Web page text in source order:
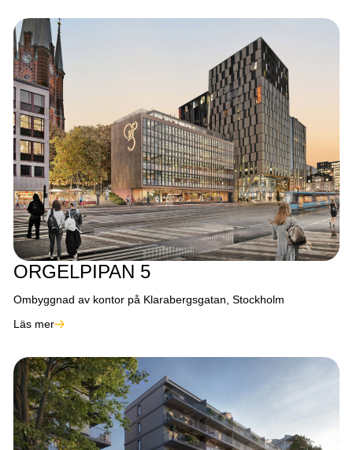
ORGELPIPAN 5
Ombyggnad av kontor på Klarabergsgatan, Stockholm
Läs mer